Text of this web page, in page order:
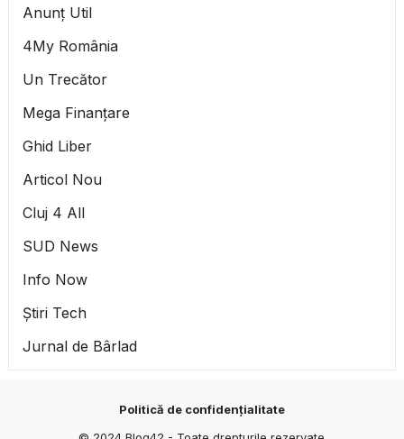
Anunț Util
4My România
Un Trecător
Mega Finanțare
Ghid Liber
Articol Nou
Cluj 4 All
SUD News
Info Now
Știri Tech
Jurnal de Bârlad
Politică de confidențialitate